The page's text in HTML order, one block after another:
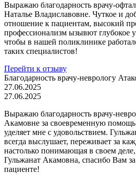
Выражаю благодарность врачу-
Наталье Владиславовне. Чуткое и
отношение к пациентам, высокий
профессионализм ызывют глубокое
чтобы в нашей поликлинике
таких специалистов!
Перейти к отзыву
Благодарность врачу-неврологу
27.06.2025
27.06.2025
Выражаю благодарность врачу-
Акамовне за своевременную помощь!
уделяет мне с удовольствием.
всегда выслушает, переживает за
настолько понимающая в своем
Гульжанат Акамовна, спасибо Вам
пациенте!